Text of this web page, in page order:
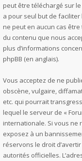
peut être téléchargé sur
a pour seul but de
ne peut en aucun cas
du contenu que nous
plus d’informations
phpBB (en anglais).
Vous acceptez de ne
obscène, vulgaire,
etc. qui pourrait
lequel le serveur de «
internationale. Si vous ne
exposez à un
réservons le droit
autorités officielles.